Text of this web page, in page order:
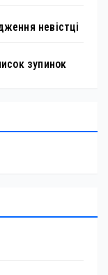
невістці
зупинок